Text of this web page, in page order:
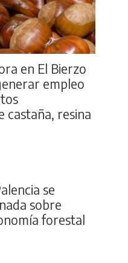
en El Bierzo
empleo
castaña, resina
se
sobre
forestal